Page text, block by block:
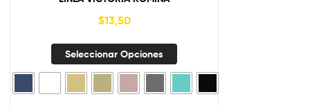
$13,50
Seleccionar Opciones